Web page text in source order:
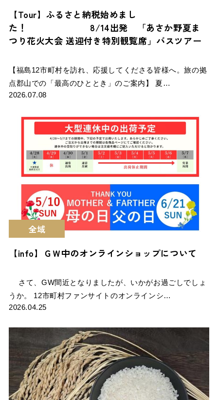
【Tour】ふるさと納税始めまし
た！ 8/14出発 「あさか野夏ま
つり花火大会 送迎付き特別観覧席」バスツアー
【福島12市町村を訪れ、応援してくださる皆様へ。旅の拠
点郡山での「最高のひととき」のご案内】 夏…
2026.07.08
全域
【info】ＧＷ中のオンラインショップについて
さて、GW間近となりましたが、いかがお過ごしでしょ
うか。 12市町村ファンサイトのオンラインシ…
2026.04.25